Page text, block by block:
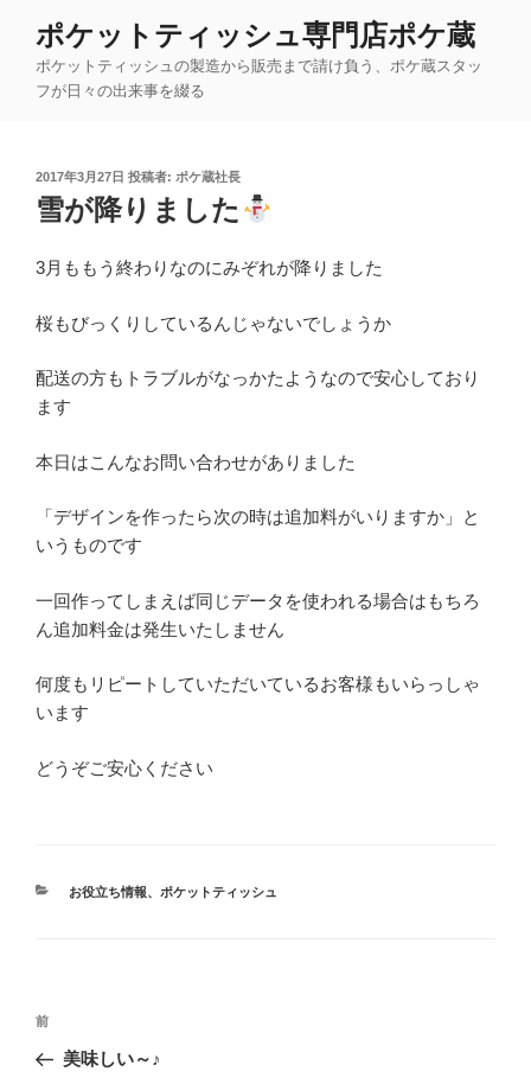
ポケットティッシュ専門店ポケ蔵
ポケットティッシュの製造から販売まで請け負う、ポケ蔵スタッ
フが日々の出来事を綴る
投
稿
日:
2017年3月27日 投稿者: ポケ蔵社長
雪が降りました
3月ももう終わりなのにみぞれが降りました
桜もびっくりしているんじゃないでしょうか
配送の方もトラブルがなっかたようなので安心しており
ます
本日はこんなお問い合わせがありました
「デザインを作ったら次の時は追加料がいりますか」と
いうものです
一回作ってしまえば同じデータを使われる場合はもちろ
ん追加料金は発生いたしません
何度もリピートしていただいているお客様もいらっしゃ
います
どうぞご安心ください
カ
お役立ち情報、 ポケットティッシュ
投
前
の
前
美味しい～♪